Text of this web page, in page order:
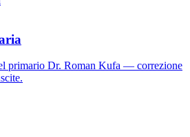
primario Dr. Roman Kufa — correzione